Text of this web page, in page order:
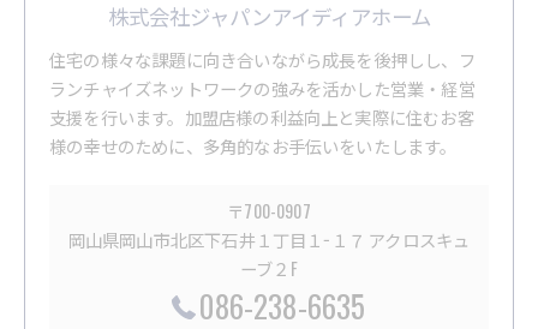
株式会社ジャパンアイディアホーム
住宅の様々な課題に向き合いながら成長を後押しし、フ
ランチャイズネットワークの強みを活かした営業・経営
支援を行います。加盟店様の利益向上と実際に住むお客
様の幸せのために、多角的なお手伝いをいたします。
〒700-0907
岡山県岡山市北区下石井１丁目１−１７ アクロスキュ
ーブ２F
086-238-6635